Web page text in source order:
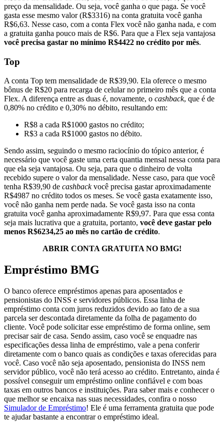
preço da mensalidade. Ou seja, você ganha o que paga. Se você
gasta esse mesmo valor (R$3316) na conta gratuita você ganha
R$6,63. Nesse caso, com a conta Flex você não ganha nada, e com
a gratuita ganha pouco mais de R$6. Para que a Flex seja vantajosa
você precisa gastar no mínimo R$4422 no crédito por mês.
Top
A conta Top tem mensalidade de R$39,90. Ela oferece o mesmo
bônus de R$20 para recarga de celular no primeiro mês que a conta
Flex. A diferença entre as duas é, novamente, o cashback, que é de
0,80% no crédito e 0,30% no débito, resultando em:
R$8 a cada R$1000 gastos no crédito;
R$3 a cada R$1000 gastos no débito.
Sendo assim, seguindo o mesmo raciocínio do tópico anterior, é
necessário que você gaste uma certa quantia mensal nessa conta para
que ela seja vantajosa. Ou seja, para que o dinheiro de volta
recebido supere o valor da mensalidade. Nesse caso, para que você
tenha R$39,90 de cashbackvocê precisa gastar aproximadamente
R$4987 no crédito todos os meses. Se você gasta exatamente isso,
você não ganha nem perde nada. Se você gasta isso na conta
gratuita você ganha aproximadamente R$9,97. Para que essa conta
seja mais lucrativa que a gratuita, portanto, você deve gastar pelo
menos R$6234,25 ao mês no cartão de crédito.
ABRIR CONTA GRATUITA NO BMG!
Empréstimo BMG
O banco oferece empréstimos apenas para aposentados e
pensionistas do INSS e servidores públicos. Essa linha de
empréstimo conta com juros reduzidos devido ao fato de a sua
parcela ser descontada diretamente da folha de pagamento do
cliente. Você pode solicitar esse empréstimo de forma online, sem
precisar sair de casa. Sendo assim, caso você se enquadre nas
especificações dessa linha de empréstimo, vale a pena conferir
diretamente com o banco quais as condições e taxas oferecidas para
você. Caso você não seja aposentado, pensionista do INSS nem
servidor público, você não terá acesso ao crédito. Entretanto, ainda é
possível conseguir um empréstimo online confiável e com boas
taxas em outros bancos e instituições. Para saber mais e conhecer o
que melhor se encaixa nas suas necessidades, confira o nosso
Simulador de Empréstimo! Ele é uma ferramenta gratuita que pode
te ajudar bastante a encontrar o empréstimo ideal.